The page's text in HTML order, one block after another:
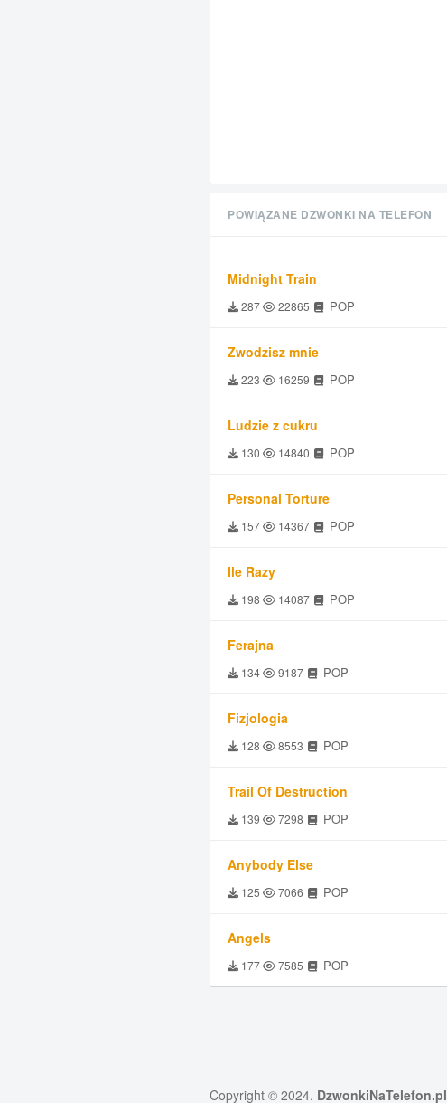
POWIĄZANE DZWONKI NA TELEFON
Midnight Train
287 22865 POP
Zwodzisz mnie
223 16259 POP
Ludzie z cukru
130 14840 POP
Personal Torture
157 14367 POP
Ile Razy
198 14087 POP
Ferajna
134 9187 POP
Fizjologia
128 8553 POP
Trail Of Destruction
139 7298 POP
Anybody Else
125 7066 POP
Angels
177 7585 POP
Copyright © 2024. DzwonkiNaTelefon.pl